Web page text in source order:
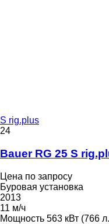
S rig.plus
24
Bauer RG 25 S
Цена по запросу
Буровая установка
2013
11 м/ч
Мощность 563 кВт (766